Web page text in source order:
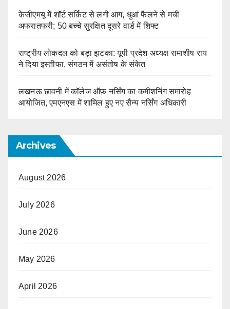
केजीएमयू में शॉर्ट सर्किट से लगी आग, धुआं फैलने से मची
अफरातफरी; 50 बच्चे सुरक्षित दूसरे वार्ड में शिफ्ट
राष्ट्रीय लोकदल को बड़ा झटका: यूपी प्रदेश अध्यक्ष रामाशीष राय
ने दिया इस्तीफा, संगठन में असंतोष के संकेत
लखनऊ छावनी में कॉलेज ऑफ़ नर्सिंग का कमीशनिंग समारोह
आयोजित, एमएनएस में शामिल हुए नए सैन्य नर्सिंग अधिकारी
Archives
August 2026
July 2026
June 2026
May 2026
April 2026